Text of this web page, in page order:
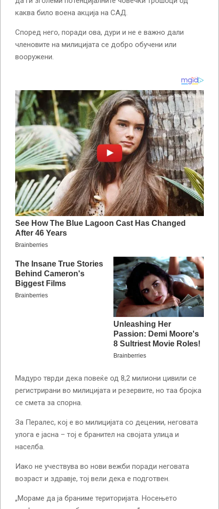
каква било воена акција на САД.
Според него, поради ова, дури и не е важно дали
членовите на милицијата се добро обучени или
вооружени.
Мадуро тврди дека повеќе од 8,2 милиони цивили се
регистрирани во милицијата и резервите, но таа бројка
се смета за спорна.
За Пералес, кој е во милицијата со децении, неговата
улога е јасна – тој е бранител на својата улица и
населба.
Иако не учествува во нови вежби поради неговата
возраст и здравје, тој вели дека е подготвен.
„Мораме да ја браниме територијата. Носењето